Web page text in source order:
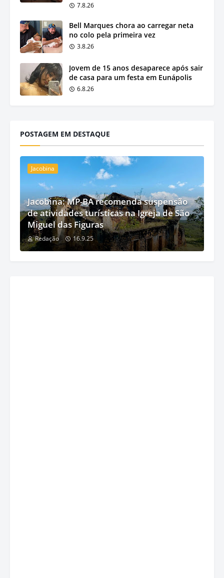
7.8.26
Bell Marques chora ao carregar neta
no colo pela primeira vez
3.8.26
Jovem de 15 anos desaparece após sair
de casa para um festa em Eunápolis
6.8.26
POSTAGEM EM DESTAQUE
Jacobina
Jacobina: MP-BA recomenda suspensão
de atividades turísticas na Igreja de São
Miguel das Figuras
Redação 16.9.25